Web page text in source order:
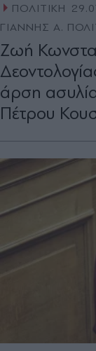
ΠΟΛΙΤΙΚΗ
ΓΙΑΝΝΗΣ Α.
Ζωή
άρση
Πέτρου